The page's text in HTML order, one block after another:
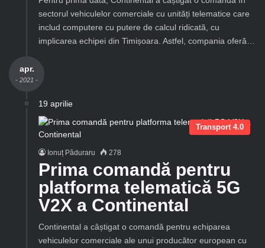
sectorul vehiculelor comerciale cu unități telematice care
includ computere cu putere de calcul ridicată, cu
implicarea echipei din Timișoara. Astfel, compania oferă…
apr.
- 2021 -
19 aprilie
Transport 4.0
Ionuț Păduraru 278
Prima comandă pentru
platforma telematică 5G
V2X a Continental
Continental a câștigat o comandă pentru echiparea
vehiculelor comerciale ale unui producător european cu